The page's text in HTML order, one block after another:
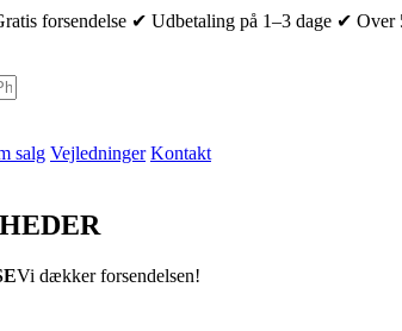
forsendelse ✔ Udbetaling på 1–3 dage ✔ Over
salg Vejledninger Kontakt
Vi dækker forsendelsen!